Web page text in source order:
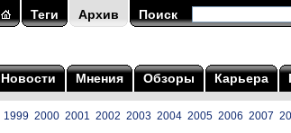
Теги Архив Поиск
Новости Мнения Обзоры Карьера
1999 2000 2001 2002 2003 2004 2005 2006 2007